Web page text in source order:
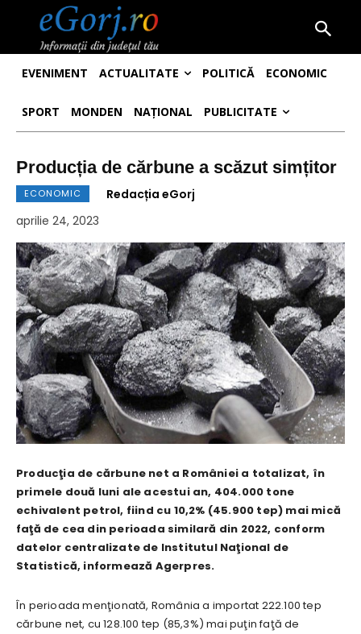
EVENIMENT ACTUALITATE POLITICĂ ECONOMIC
SPORT MONDEN NAȚIONAL PUBLICITATE
Producția de cărbune a scăzut simțitor
ECONOMIC
Redacția eGorj
aprilie 24, 2023
Producţia de cărbune net a României a totalizat, în
primele două luni ale acestui an, 404.000 tone
echivalent petrol, fiind cu 10,2% (45.900 tep) mai mică
faţă de cea din perioada similară din 2022, conform
datelor centralizate de Institutul Naţional de
Statistică, informează Agerpres.
În perioada menţionată, România a importat 222.100 tep
cărbune net, cu 128.100 tep (85,3%) mai puţin faţă de